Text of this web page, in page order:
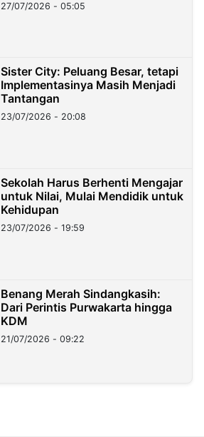
27/07/2026 - 05:05
Sister City: Peluang Besar, tetapi
Implementasinya Masih Menjadi
Tantangan
23/07/2026 - 20:08
Sekolah Harus Berhenti Mengajar
untuk Nilai, Mulai Mendidik untuk
Kehidupan
23/07/2026 - 19:59
Benang Merah Sindangkasih:
Dari Perintis Purwakarta hingga
KDM
21/07/2026 - 09:22